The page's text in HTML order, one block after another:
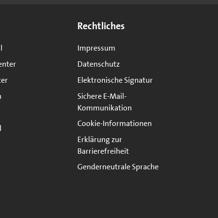
Rechtliches
Impressum
Datenschutz
Elektronische Signatur
Sichere E-Mail-
Kommunikation
Cookie-Informationen
Erklärung zur
Barrierefreiheit
Genderneutrale Sprache